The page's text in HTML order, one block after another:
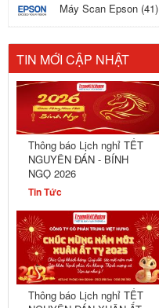
Máy Scan Epson (41)
TIN MỚI CẬP NHẬT
Thông báo Lịch nghỉ TẾT
NGUYÊN ĐÁN - BÍNH
NGỌ 2026
Tin Tức
Thông báo Lịch nghỉ TẾT